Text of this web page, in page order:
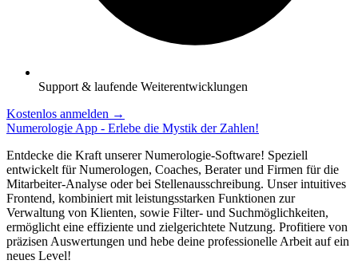
Support & laufende Weiterentwicklungen
Kostenlos anmelden →
Numerologie App - Erlebe die Mystik der Zahlen!
Entdecke die Kraft unserer Numerologie-Software! Speziell
entwickelt für Numerologen, Coaches, Berater und Firmen für die
Mitarbeiter-Analyse oder bei Stellenausschreibung. Unser intuitives
Frontend, kombiniert mit leistungsstarken Funktionen zur
Verwaltung von Klienten, sowie Filter- und Suchmöglichkeiten,
ermöglicht eine effiziente und zielgerichtete Nutzung. Profitiere von
präzisen Auswertungen und hebe deine professionelle Arbeit auf ein
neues Level!